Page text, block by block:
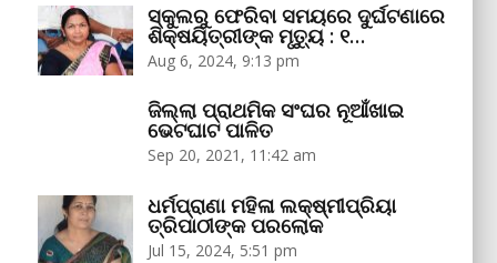
ସ୍କୁଲରୁ ଫେରିବା ସମୟରେ ଦୁର୍ଘଟଣାରେ
ଶିକ୍ଷୟିତ୍ରୀଙ୍କ ମୃତ୍ୟୁ : ୧…
Aug 6, 2024, 9:13 pm
ଜିଲ୍ଲା ପ୍ରାଥମିକ ସଂଘର ନୂଆଁଖାଇ
ଭେଟଘାଟ ପାଳିତ
Sep 20, 2021, 11:42 am
ଧର୍ମପ୍ରାଣା ମହିଳା ଲକ୍ଷ୍ମୀପ୍ରିୟା
ତ୍ରିପାଠୀଙ୍କ ପରଲୋକ
Jul 15, 2024, 5:51 pm